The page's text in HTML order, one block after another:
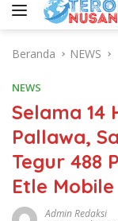
Beranda NEWS
NEWS
Selama 14
Pallawa,
Tegur 488
Etle Mobile
Admin Redaksi